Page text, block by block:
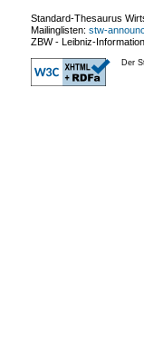
Standard-Thesaurus
Mailinglisten: stw-
ZBW - Leibniz-
Der